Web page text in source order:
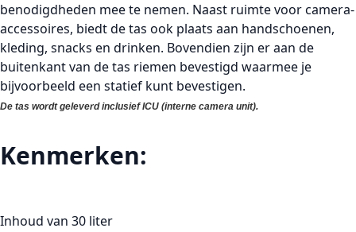
benodigdheden mee te nemen. Naast ruimte voor camera-
accessoires, biedt de tas ook plaats aan handschoenen,
kleding, snacks en drinken. Bovendien zijn er aan de
buitenkant van de tas riemen bevestigd waarmee je
bijvoorbeeld een statief kunt bevestigen.
De tas wordt geleverd inclusief ICU (interne camera unit).
Kenmerken:
Inhoud van 30 liter